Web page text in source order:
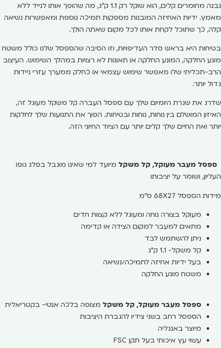
נבנה מחומרים קלים, הוא שוקל רק 1.1 ק"ג, מה שהופך אותו לנייד ללא
מאמץ. ידיות האחיזה המובנות מספקות תמיכה נוספת ומאפשרות נשיאה
קלה, כך שתוכל לקחת אותו לכל מקום שאתה הולך.
בטיחות היא בראש סדר העדיפויות, וזו הסיבה שהספסל שלנו כולל משטח
מונע החלקה, המונע החלקה או תאונות לא רצויות במהלך השימוש. העיצוב
הרב-תכליתי שלו מאפשר שימוש עצמאי או כחלק ממערך עזרי ניידות
גדול יותר.
שדרג את שגרת היומיום שלך עם ספסל העברה קל משקל מעוגל זה,
האיזון המושלם בין נוחות, נוחות ובטיחות. הפוך את התנועות שלך לחלקות
יותר ואת החיים שלך קלים יותר עם הציוד החיוני הזה.
ספסל מעבר מעוקל, קל משקל מיועד למי שאינו מוגבל בפלג גופו
העליון, ושומר על יציבותו
מידות הספסל 68X27 ס"מ
מעוקל בצורה נוחה ומעוגל ללא קצוות חדים
מתאים למעבר למקום הצידה או קדימה
ניתן להשתמש לבד
קל משקל- 1.1 ק"ג
בעל ידיות אחיזה לתמיכה/נשיאה
משטח מונע החלקה
ספסל מעבר מעוקל, קל משקל מצופה בלכה אנטי- בקטריאלית
הספסל רחב בשני צידיו להגברת היציבות
מיוצר באנגליה
עשוי עץ איכותי בעל תקן FSC